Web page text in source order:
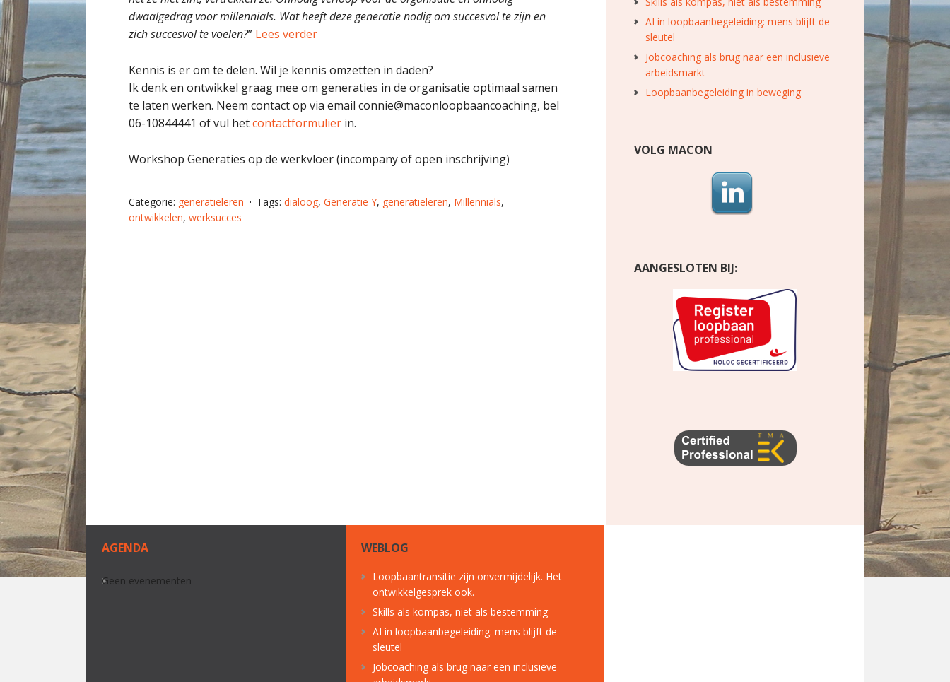
dwaalgedrag voor millennials. Wat heeft deze generatie nodig om succesvol te zijn en
zich succesvol te voelen?” Lees verder
Kennis is er om te delen. Wil je kennis omzetten in daden?
Ik denk en ontwikkel graag mee om generaties in de organisatie optimaal samen
te laten werken. Neem contact op via email connie@maconloopbaancoaching, bel
06-10844441 of vul hetcontactformulier in.
Workshop Generaties op de werkvloer (incompany of open inschrijving)
Categorie: generatieleren Tags: dialoog, Generatie Y, generatieleren, Millennials,
ontwikkelen, werksucces
AI in loopbaanbegeleiding: mens blijft de
sleutel
Jobcoaching als brug naar een inclusieve
arbeidsmarkt
Loopbaanbegeleiding in beweging
VOLG MACON
AANGESLOTEN BIJ:
AGENDA
Geen evenementen
WEBLOG
Loopbaantransitie zijn onvermijdelijk. Het
ontwikkelgesprek ook.
Skills als kompas, niet als bestemming
AI in loopbaanbegeleiding: mens blijft de
sleutel
Jobcoaching als brug naar een inclusieve